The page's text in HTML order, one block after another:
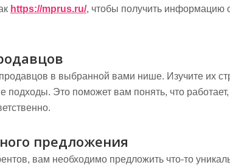
https://mprus.ru/, чтобы получить информацию
в выбранной вами нише. Изучите их
подходы. Это поможет вам понять, что работает,
предложения
вам необходимо предложить что-то